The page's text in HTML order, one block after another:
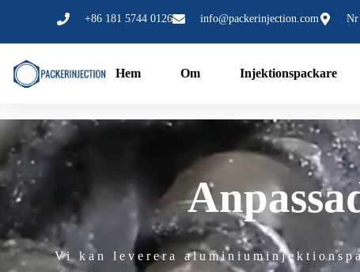
+86 181 5744 0126 info@packerinjection.com Nr
Hem Om Injektionspackare
Vi kan leverera